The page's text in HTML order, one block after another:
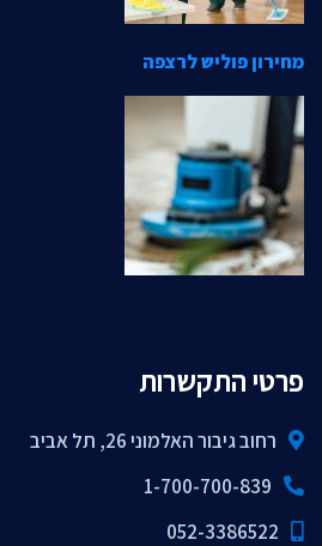
מחירון פוליש לרצפה
פרטי התקשרות
רחוב גיבור האלמוני 26, תל אביב
1-700-700-839
052-3386522